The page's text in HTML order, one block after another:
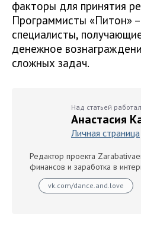
факторы для принятия
Программисты «Питон»
специалисты,
денежное
сложных задач.
Над статьей
Анастасия
Личная страница
Редактор проекта
финансов и заработка в
vk.com/dance.and.love